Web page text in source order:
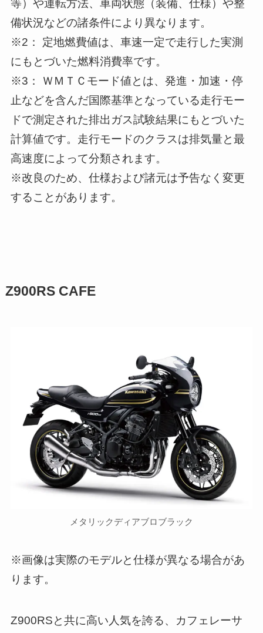
等）や運転方法、車両状態（装備、仕様）や整
備状況などの諸条件により異なります。
※2： 定地燃費値は、車速一定で走行した実測
にもとづいた燃料消費率です。
※3： ＷＭＴＣモード値とは、発進・加速・停
止などを含んだ国際基準となっている走行モー
ドで測定された排出ガス試験結果にもとづいた
計算値です。走行モードのクラスは排気量と最
高速度によって分類されます。
※改良のため、仕様および諸元は予告なく変更
することがあります。
Z900RS CAFE
メタリックディアブロブラック
※画像は実際のモデルと仕様が異なる場合があ
ります。
Z900RSと共に高い人気を誇る、カフェレーサ